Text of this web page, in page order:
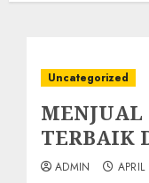
Uncategorized
MENJUAL
TERBAIK
ADMIN